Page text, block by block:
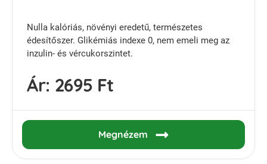
Nulla kalóriás, növényi eredetű, természetes
édesítőszer. Glikémiás indexe 0, nem emeli meg az
inzulin- és vércukorszintet.
Ár: 2695 Ft
Megnézem